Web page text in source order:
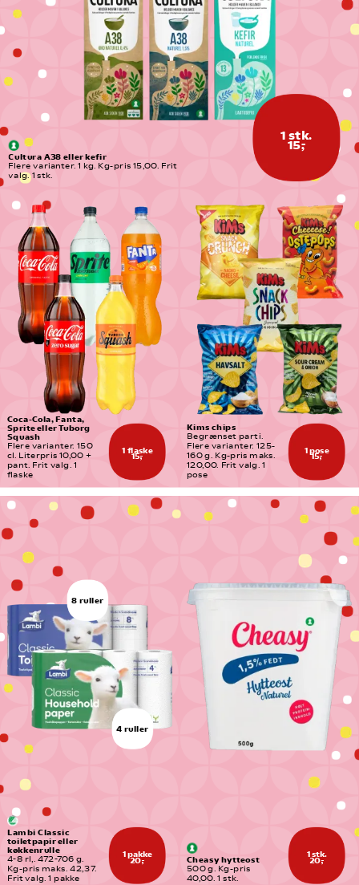
1 flaske
15,-
Coca-Cola, Fanta,
Sprite eller Tuborg
Squash
Flere varianter. 150
cl. Literpris 10,00 +
pant. Frit valg. 1
flaske
1 pose
15,-
Kims chips
Begrænset parti.
Flere varianter. 125-
160 g. Kg-pris maks.
120,00. Frit valg. 1
pose
1 stk.
15,-
Cultura A38 eller kefir
Flere varianter. 1 kg. Kg-pris 15,00. Frit
valg. 1 stk.
1 pakke
20,-
Lambi Classic
toiletpapir eller
køkkenrulle
4-8 rl,. 472-706 g.
Kg-pris maks. 42,37.
Frit valg. 1 pakke
1 stk.
20,-
Cheasy hytteost
500 g. Kg-pris
40,00. 1 stk.
8 ruller
4 ruller